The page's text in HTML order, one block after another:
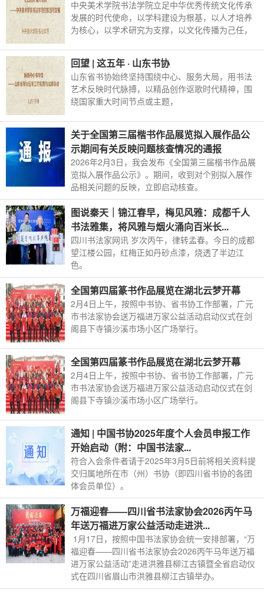
中央美术学院书法学院立足中华优秀传统文化传承
发展的时代使命，以学科建设为根基，以人才培养
为核心，以学术研究为支撑，以文化传播为己任，
回望 | 这五年 · 山东书协
山东省书协始终坚持围绕中心、服务大局，用书法
艺术反映时代脉搏，以精品创作讴歌时代精神，围
绕国家重大时间节点或主题，
关于全国第三届楷书作品展览拟入展作品公
示期间有关反映问题核查情况的通报
2026年2月3日，我会发布《全国第三届楷书作品展
览拟入展作品公示》。期间，收到对个别拟入展作
品相关问题的反映，立即启动核查。
图说秦天｜锦江春早，梅见风雅：成都千人
书法雅集，将风雅与烟火涌向百米长...
四川书法家网讯 岁次丙午，律转孟春。今日的成都
望江楼公园，红梅正如丹砂点漆，烧透了半边江
色。
全国第四届篆书作品展览在湖北云梦开幕
2月4日上午，按照中书协、省书协工作部署，广元
市书法家协会送万福进万家公益活动启动仪式在剑
阁县下寺镇沙溪市场小区广场举行。
全国第四届篆书作品展览在湖北云梦开幕
2月4日上午，按照中书协、省书协工作部署，广元
市书法家协会送万福进万家公益活动启动仪式在剑
阁县下寺镇沙溪市场小区广场举行。
通知 | 中国书协2025年度个人会员申报工作
开始启动（附：中国书法家...
符合入会条件者请于2025年3月5日前将相关资料提
交归属地所在市（州）书协（即四川省书协的各团
体会员单位）。
万福迎春——四川省书法家协会2026丙午马
年送万福进万家公益活动走进洪...
1月17日，按照中国书法家协会统一安排部署，“万
福迎春——四川省书法家协会2026丙午马年送万福
进万家公益活动”走进洪雅县柳江古镇暨全省启动仪
式在四川省眉山市洪雅县柳江古镇举办。